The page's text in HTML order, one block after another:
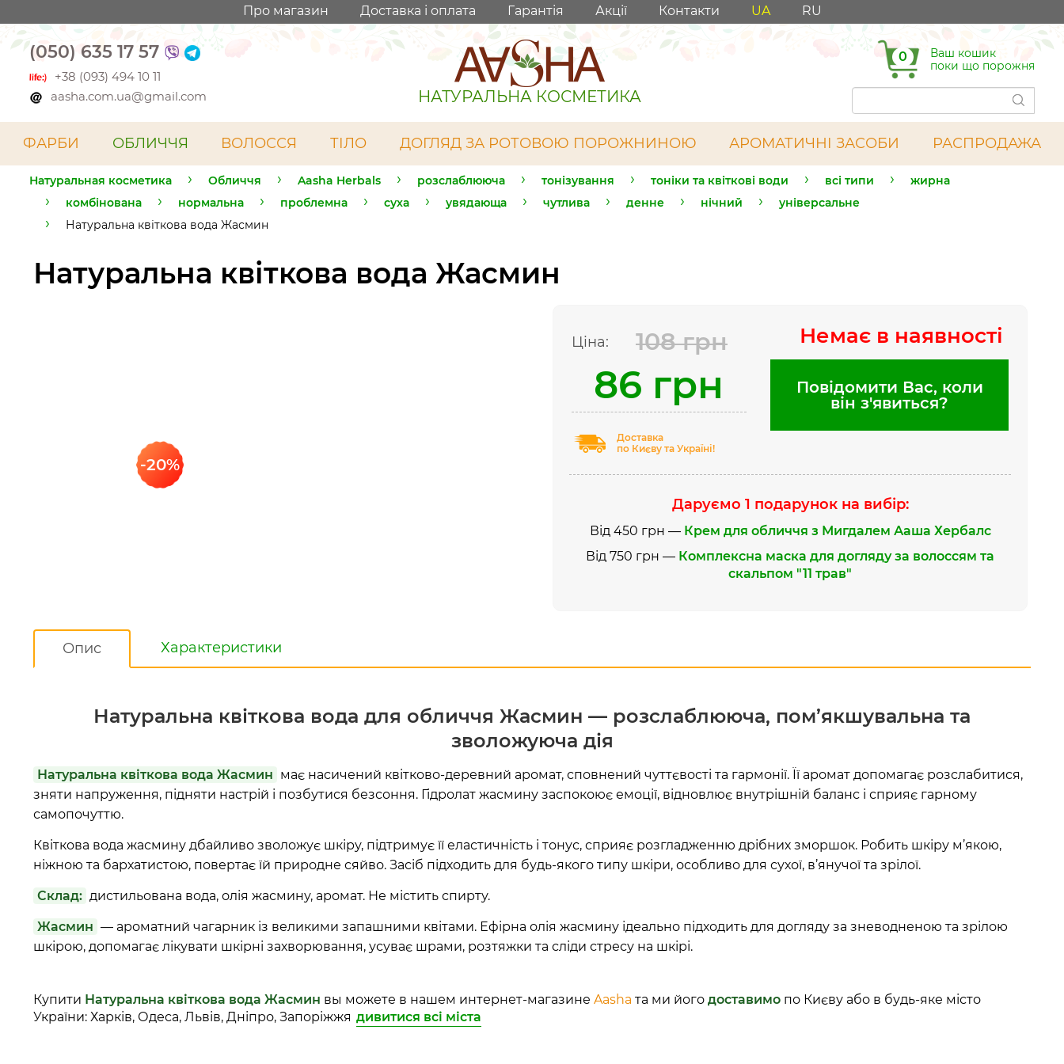
Про магазин Доставка і оплата Гарантія Акції Контакти UA RU
(050) 635 17 57
+38 (093) 494 10 11
aasha.com.ua@gmail.com
НАТУРАЛЬНА КОСМЕТИКА
0
Ваш кошик
поки що порожня
ФАРБИ ОБЛИЧЧЯ ВОЛОССЯ ТІЛО ДОГЛЯД ЗА РОТОВОЮ ПОРОЖНИНОЮ АРОМАТИЧНІ ЗАСОБИ РАСПРОДАЖА
Натуральная косметика Обличчя Aasha Herbals розслаблююча тонізування тоніки та квіткові води всі типи
жирна
комбінована
нормальна проблемна суха увядающа чутлива денне нічний
універсальне
Натуральна квіткова вода Жасмин
Натуральна квіткова вода Жасмин
-20%
Ціна: 108 грн
86 грн
Доставка
по Києву та Україні!
Немає в наявності
Повідомити Вас, коли
він з'явиться?
Даруємо 1 подарунок на вибір:
Від 450 грн — Крем для обличчя з Мигдалем Ааша Хербалс
Від 750 грн — Комплексна маска для догляду за волоссям та
скальпом "11 трав"
Опис Характеристики
Натуральна квіткова вода для обличчя Жасмин — розслаблююча, пом’якшувальна та
зволожуюча дія
Натуральна квіткова вода Жасмин має насичений квітково-деревний аромат, сповнений чуттєвості та гармонії. Її аромат допомагає розслабитися,
зняти напруження, підняти настрій і позбутися безсоння. Гідролат жасмину заспокоює емоції, відновлює внутрішній баланс і сприяє гарному
самопочуттю.
Квіткова вода жасмину дбайливо зволожує шкіру, підтримує її еластичність і тонус, сприяє розгладженню дрібних зморшок. Робить шкіру м’якою,
ніжною та бархатистою, повертає їй природне сяйво. Засіб підходить для будь-якого типу шкіри, особливо для сухої, в’янучої та зрілої.
Склад: дистильована вода, олія жасмину, аромат. Не містить спирту.
Жасмин — ароматний чагарник із великими запашними квітами. Ефірна олія жасмину ідеально підходить для догляду за зневодненою та зрілою
шкірою, допомагає лікувати шкірні захворювання, усуває шрами, розтяжки та сліди стресу на шкірі.
Купити Натуральна квіткова вода Жасмин вы можете в нашем интернет-магазине Aasha та ми його доставимо по Києву або в будь-яке місто
України: Харків, Одеса, Львів, Дніпро, Запоріжжя дивитися всі міста